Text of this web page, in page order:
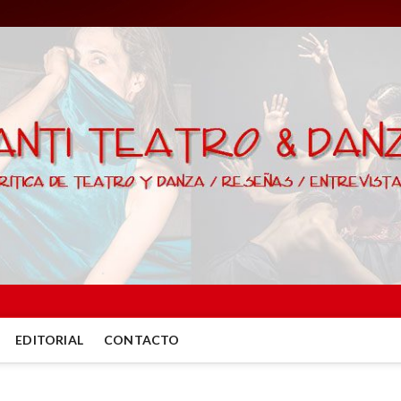
EDITORIAL CONTACTO